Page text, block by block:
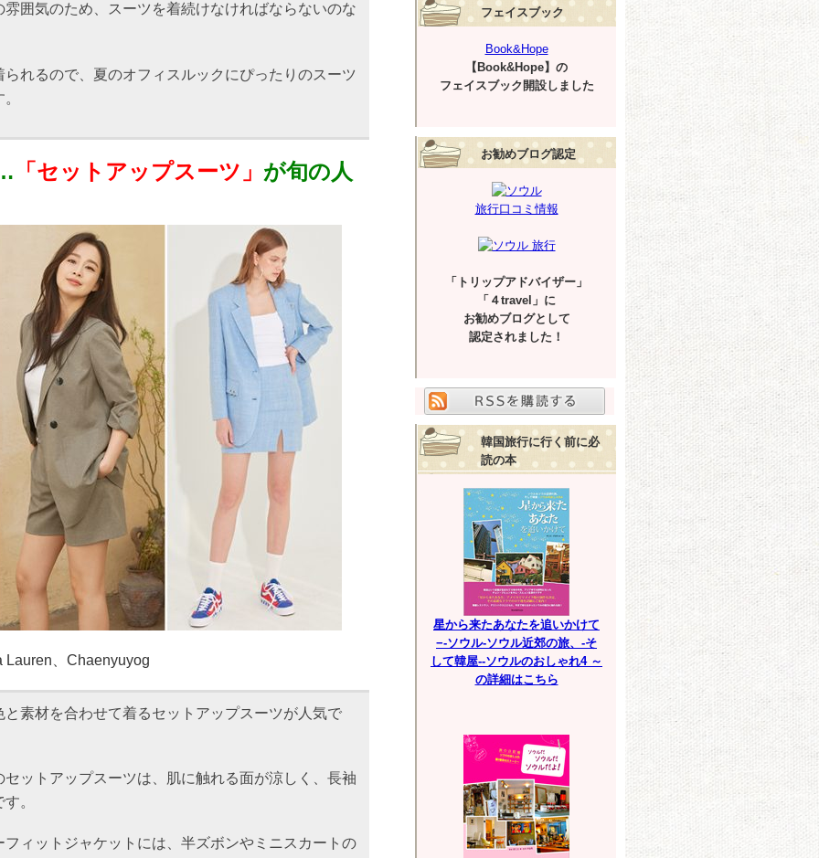
囲気のため、スーツを着続けなければならないのな
れるので、夏のオフィスルックにぴったりのスーツ
「セットアップスーツ」 が旬の人
Lauren、Chaenyuyog
素材を合わせて着るセットアップスーツが人気で
ットアップスーツは、肌に触れる面が涼しく、長袖
。
ィットジャケットには、半ズボンやミニスカートの
フェイスブック
Book&Hope
【Book&Hope】の
フェイスブック開設しました
お勧めブログ認定
旅行口コミ情報
「トリップアドバイザー」
「４travel」に
お勧めブログとして
認定されました！
韓国旅行に行く前に必
読の本
星から来たあなたを追いかけて
−-ソウル-ソウル近郊の旅、-そ
して韓屋--ソウルのおしゃれ4 ～
の詳細はこちら